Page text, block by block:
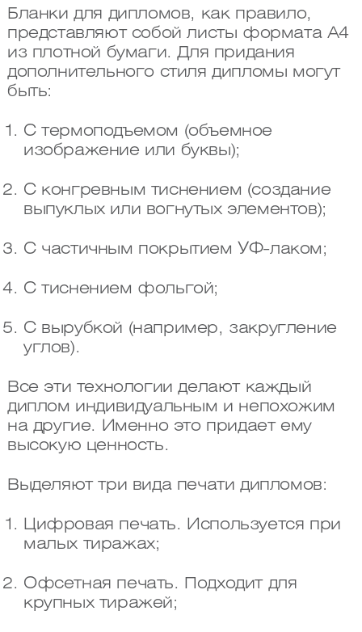
Бланки для дипломов, как правило,
представляют собой листы формата А4
из плотной бумаги. Для придания
дополнительного стиля дипломы могут
быть:
С термоподъемом (объемное
изображение или буквы);
С конгревным тиснением (создание
выпуклых или вогнутых элементов);
С частичным покрытием УФ-лаком;
С тиснением фольгой;
С вырубкой (например, закругление
углов).
Все эти технологии делают каждый
диплом индивидуальным и непохожим
на другие. Именно это придает ему
высокую ценность.
Выделяют три вида печати дипломов:
Цифровая печать. Используется при
малых тиражах;
Офсетная печать. Подходит для
крупных тиражей;